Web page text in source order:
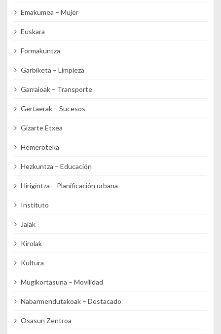
Emakumea – Mujer
Euskara
Formakuntza
Garbiketa – Limpieza
Garraioak – Transporte
Gertaerak – Sucesos
Gizarte Etxea
Hemeroteka
Hezkuntza – Educación
Hirigintza – Planificación urbana
Instituto
Jaiak
Kirolak
Kultura
Mugikortasuna – Movilidad
Nabarmendutakoak – Destacado
Osasun Zentroa